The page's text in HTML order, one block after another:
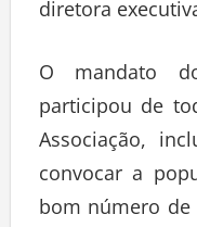
diretora
O mandato
participou de
Associação,
convocar a
bom número de